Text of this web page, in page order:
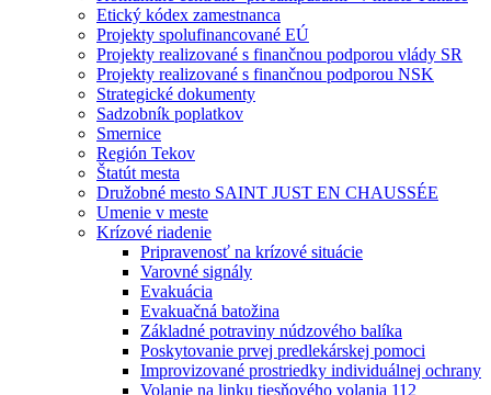
Etický kódex zamestnanca
Projekty spolufinancované EÚ
Projekty realizované s finančnou podporou vlády SR
Projekty realizované s finančnou podporou NSK
Strategické dokumenty
Sadzobník poplatkov
Smernice
Región Tekov
Štatút mesta
Družobné mesto SAINT JUST EN CHAUSSÉE
Umenie v meste
Krízové riadenie
Pripravenosť na krízové situácie
Varovné signály
Evakuácia
Evakuačná batožina
Základné potraviny núdzového balíka
Poskytovanie prvej predlekárskej pomoci
Improvizované prostriedky individuálnej ochrany
Volanie na linku tiesňového volania 112